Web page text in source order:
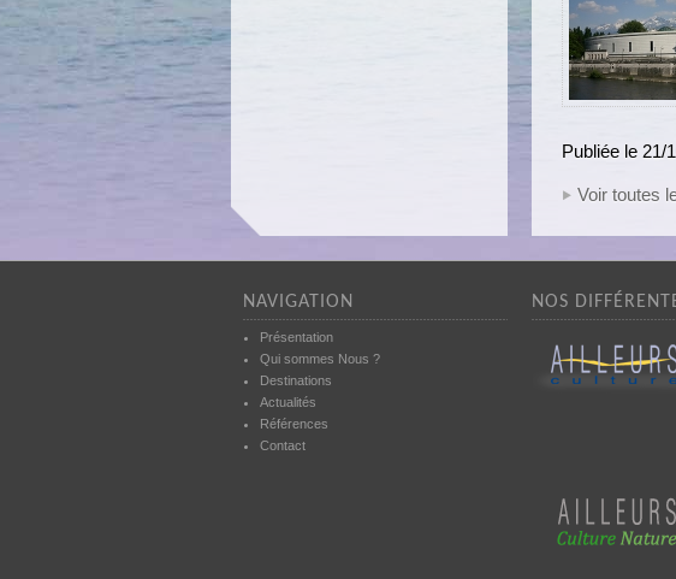
Publiée le 21/
Voir toutes
NAVIGATION
Présentation
Qui sommes Nous ?
Destinations
Actualités
Références
Contact
NOS